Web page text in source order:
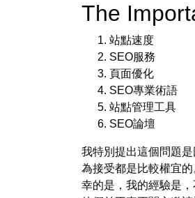
The
站點速度
SEO服務
頁面優化
SEO專業術語
站點管理工具
SEO論壇
我特別提出這個問題
為接受都是比較權宜
幸的是，我的經驗是